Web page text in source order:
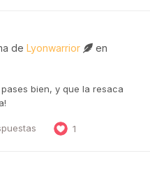
de Lyonwarrior en
pases bien, y que la resaca
1